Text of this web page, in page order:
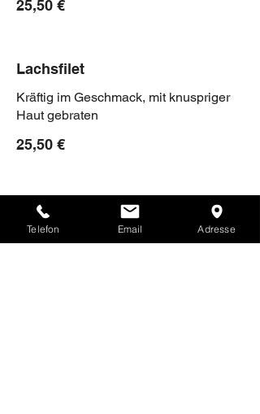
25,50 €
Lachsfilet
Kräftig im Geschmack, mit knuspriger
Haut gebraten
25,50 €
Wolfsbarschfilet
Fein und weiß im Fleisch
Telefon Email Adresse